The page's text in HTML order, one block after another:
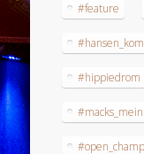
#feature
#hippiedrom